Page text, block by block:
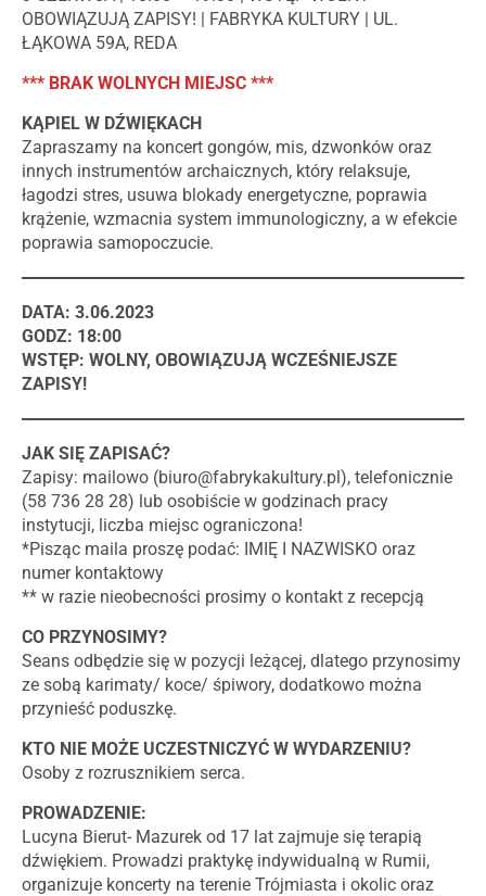
OBOWIĄZUJĄ ZAPISY! | FABRYKA KULTURY | UL.
ŁĄKOWA 59A, REDA
*** BRAK WOLNYCH MIEJSC ***
KĄPIEL W DŹWIĘKACH
Zapraszamy na koncert gongów, mis, dzwonków oraz
innych instrumentów archaicznych, który relaksuje,
łagodzi stres, usuwa blokady energetyczne, poprawia
krążenie, wzmacnia system immunologiczny, a w efekcie
poprawia samopoczucie.
DATA: 3.06.2023
GODZ: 18:00
WSTĘP: WOLNY, OBOWIĄZUJĄ WCZEŚNIEJSZE
ZAPISY!
JAK SIĘ ZAPISAĆ?
Zapisy: mailowo (biuro@fabrykakultury.pl), telefonicznie
(58 736 28 28) lub osobiście w godzinach pracy
instytucji, liczba miejsc ograniczona!
*Pisząc maila proszę podać: IMIĘ I NAZWISKO oraz
numer kontaktowy
** w razie nieobecności prosimy o kontakt z recepcją
CO PRZYNOSIMY?
Seans odbędzie się w pozycji leżącej, dlatego przynosimy
ze sobą karimaty/ koce/ śpiwory, dodatkowo można
przynieść poduszkę.
KTO NIE MOŻE UCZESTNICZYĆ W WYDARZENIU?
Osoby z rozrusznikiem serca.
PROWADZENIE:
Lucyna Bierut- Mazurek od 17 lat zajmuje się terapią
dźwiękiem. Prowadzi praktykę indywidualną w Rumii,
organizuje koncerty na terenie Trójmiasta i okolic oraz